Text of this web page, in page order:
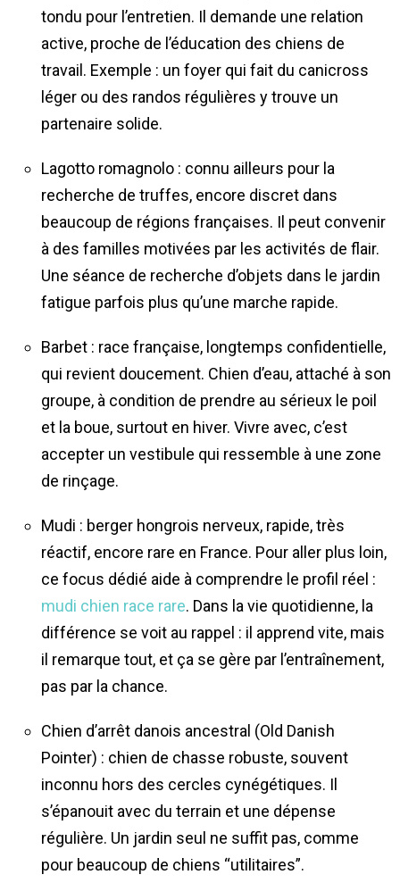
tondu pour l’entretien. Il demande une relation
active, proche de l’éducation des chiens de
travail. Exemple : un foyer qui fait du canicross
léger ou des randos régulières y trouve un
partenaire solide.
Lagotto romagnolo : connu ailleurs pour la
recherche de truffes, encore discret dans
beaucoup de régions françaises. Il peut convenir
à des familles motivées par les activités de flair.
Une séance de recherche d’objets dans le jardin
fatigue parfois plus qu’une marche rapide.
Barbet : race française, longtemps confidentielle,
qui revient doucement. Chien d’eau, attaché à son
groupe, à condition de prendre au sérieux le poil
et la boue, surtout en hiver. Vivre avec, c’est
accepter un vestibule qui ressemble à une zone
de rinçage.
Mudi : berger hongrois nerveux, rapide, très
réactif, encore rare en France. Pour aller plus loin,
ce focus dédié aide à comprendre le profil réel :
mudi chien race rare. Dans la vie quotidienne, la
différence se voit au rappel : il apprend vite, mais
il remarque tout, et ça se gère par l’entraînement,
pas par la chance.
Chien d’arrêt danois ancestral (Old Danish
Pointer) : chien de chasse robuste, souvent
inconnu hors des cercles cynégétiques. Il
s’épanouit avec du terrain et une dépense
régulière. Un jardin seul ne suffit pas, comme
pour beaucoup de chiens “utilitaires”.